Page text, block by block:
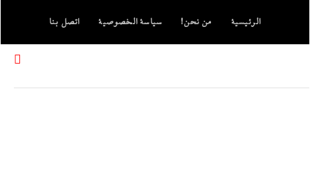
الرئيسية من نحن! سياسة الخصوصية اتصل بنا